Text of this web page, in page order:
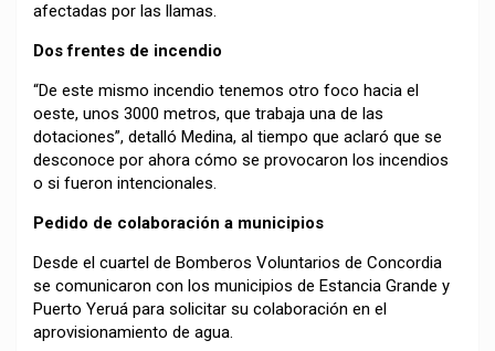
afectadas por las llamas.
Dos frentes de incendio
“De este mismo incendio tenemos otro foco hacia el
oeste, unos 3000 metros, que trabaja una de las
dotaciones”, detalló Medina, al tiempo que aclaró que se
desconoce por ahora cómo se provocaron los incendios
o si fueron intencionales.
Pedido de colaboración a municipios
Desde el cuartel de Bomberos Voluntarios de Concordia
se comunicaron con los municipios de Estancia Grande y
Puerto Yeruá para solicitar su colaboración en el
aprovisionamiento de agua.